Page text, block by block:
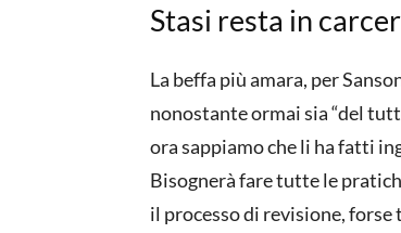
Stasi resta in
La beffa più amara, per
nonostante ormai sia “del
ora sappiamo che li ha fatti
Bisognerà fare tutte le
il processo di revisione, forse